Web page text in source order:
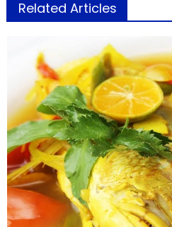
Related Articles